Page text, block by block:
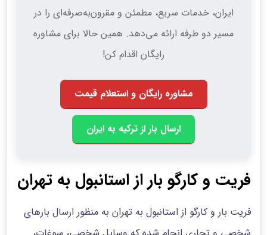
ایران، خدمات سریع، مطمئن و مقرون‌به‌صرفه‌ای را در
مسیر دو طرفه ارائه می‌دهد. همین حالا برای مشاوره
رایگان اقدام کن!
مشاوره رایگان و استعلام قیمت
ارسال بار از ترکیه به ایران
فریت و کارگو بار از استانبول به تهران
فریت بار و کارگو از استانبول به تهران به منظور ارسال بارهای